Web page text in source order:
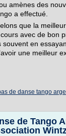
amènes des
a effectué.
que la
avec de bon
souvent en
une meilleur
de danse tango
de Tango